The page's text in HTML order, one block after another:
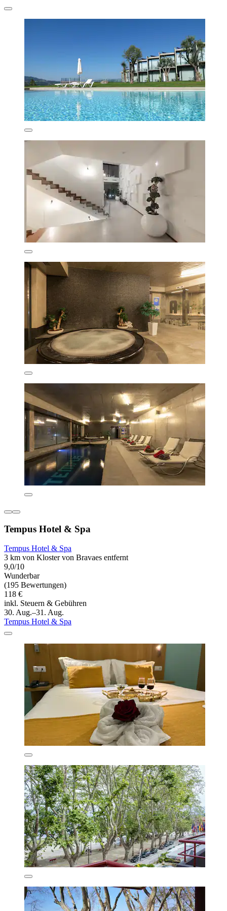
Tempus Hotel & Spa
Tempus Hotel & Spa
3 km von Kloster von Bravaes entfernt
9,0/10
Wunderbar
(195 Bewertungen)
118 €
inkl. Steuern & Gebühren
30. Aug.–31. Aug.
Tempus Hotel & Spa